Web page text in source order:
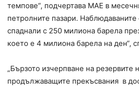
темпове“, подчертава МАЕ в
петролните пазари. Наблюдаваните
спаднали с 250 милиона барела
което е 4 милиона барела на ден“,
„Бързото изчерпване на резервите
продължаващите прекъсвания в